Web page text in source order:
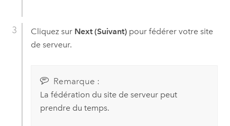
Cliquez sur Next (Suivant)pour fédérer votre site
de serveur.
Remarque :
La fédération du site de serveur peut
prendre du temps.